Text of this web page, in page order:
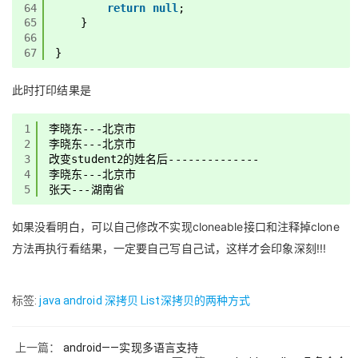
64
65
66
67
return null ;
}
}
此时打印结果是
1
2
3
4
5
李晓东---北京市
李晓东---北京市
改变student2的姓名后--------------
李晓东---北京市
张天---湖南省
如果没看明白，可以自己修改不实现cloneable接口和注释掉clone
方法再执行看结果，一定要自己写自己试，这样才会印象深刻!!!
标签:java android 深拷贝 List深拷贝的两种方式
上一篇： android——实现多语言支持